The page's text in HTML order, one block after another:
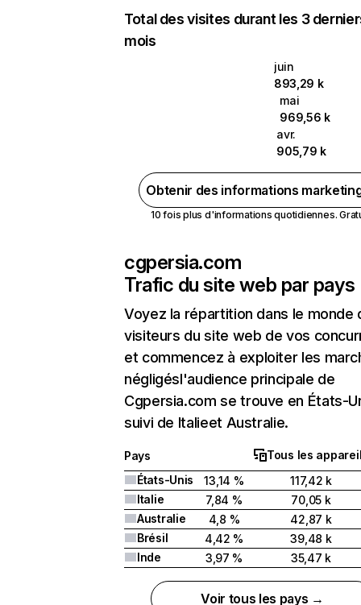
Total des visites durant les 3
mois
juin
893,29 k
mai
969,56 k
avr.
905,79 k
Obtenir des informations
10 fois plus d'informations quotidiennes.
cgpersia.com
Trafic du site web par pays
Voyez la répartition dans le monde
visiteurs du site web de vos
et commencez à exploiter les
négligésl'audience principale de
Cgpersia.com se trouve en États-
suivi de Italieet Australie.
Pays
Tous les
États-Unis
13,14 %
117,42 k
Italie
7,84 %
70,05 k
Australie
4,8 %
42,87 k
Brésil
4,42 %
39,48 k
Inde
3,97 % 35,47 k
Voir tous les pays →